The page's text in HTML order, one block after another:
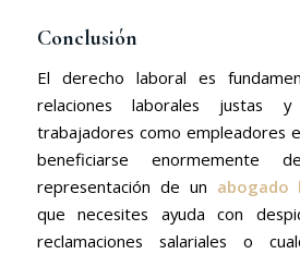
Conclusión
El derecho laboral es
relaciones laborales justas
trabajadores como empleadores
beneficiarse
representación de un abogado
que necesites ayuda con
reclamaciones salariales o